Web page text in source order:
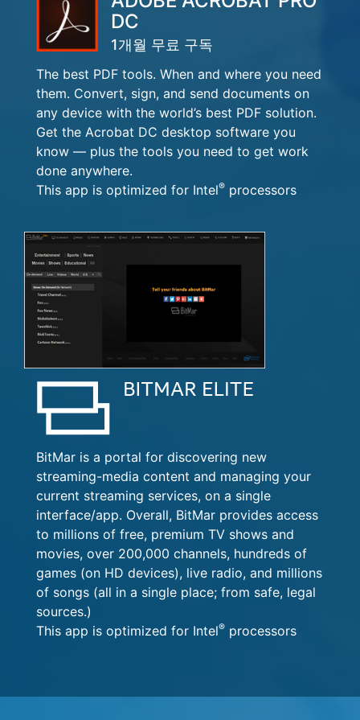
DC
1개월 무료 구독
The best PDF tools. When and where you need
them. Convert, sign, and send documents on
any device with the world’s best PDF solution.
Get the Acrobat DC desktop software you
know — plus the tools you need to get work
done anywhere.
This app is optimized for Intel® processors
BitMar is a portal for discovering new
streaming-media content and managing your
current streaming services, on a single
interface/app. Overall, BitMar provides access
to millions of free, premium TV shows and
movies, over 200,000 channels, hundreds of
games (on HD devices), live radio, and millions
of songs (all in a single place; from safe, legal
sources.)
This app is optimized for Intel® processors